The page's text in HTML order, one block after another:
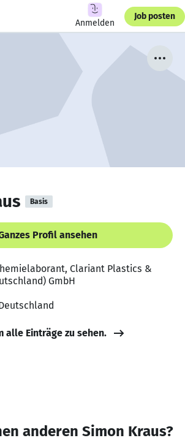
Anmelden
Job posten
Basis
Profil ansehen
Clariant Plastics &
GmbH
alle Einträge zu sehen.
anderen Simon Kraus?